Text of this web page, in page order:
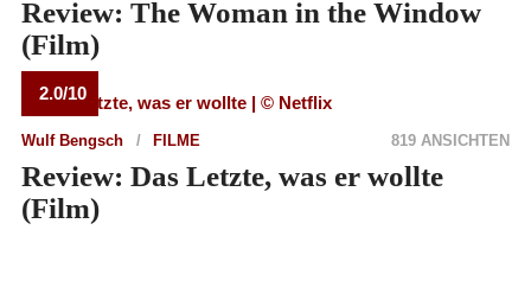
Review: The Woman in the Window
(Film)
2.0/10
Wulf Bengsch FILME 819 ANSICHTEN
Review: Das Letzte, was er wollte
(Film)